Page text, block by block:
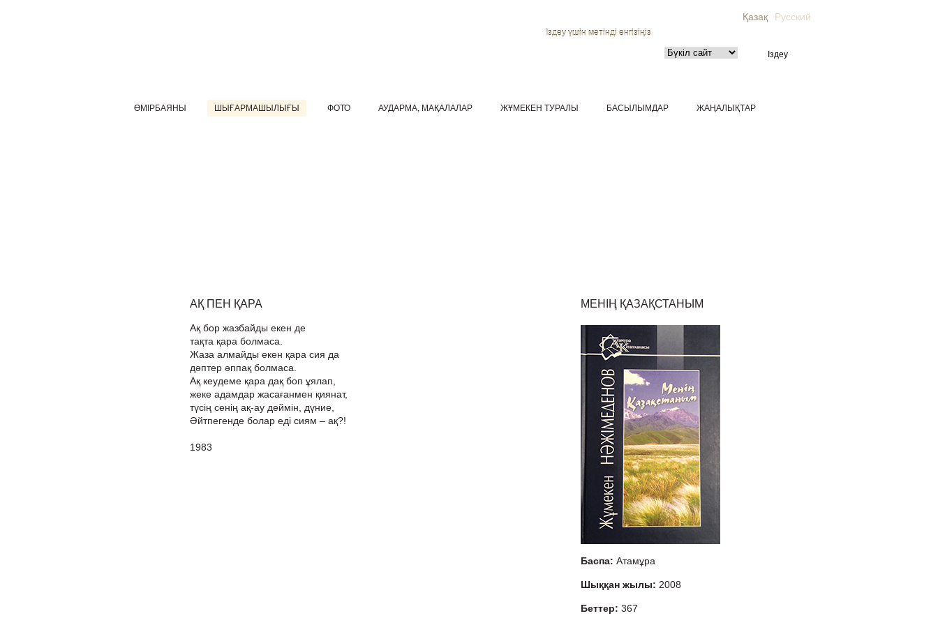
Қазақ Русский
Іздеу үшін мәтінді енгізіңіз
ӨМІРБАЯНЫ ШЫҒАРМАШЫЛЫҒЫ ФОТО АУДАРМА, МАҚАЛАЛАР ЖҰМЕКЕН ТУРАЛЫ БАСЫЛЫМДАР ЖАҢАЛЫҚТАР
АҚ ПЕН ҚАРА
Ақ бор жазбайды екен де
тақта қара болмаса.
Жаза алмайды екен қара сия да
дәптер әппақ болмаса.
Ақ кеудеме қара дақ боп ұялап,
жеке адамдар жасағанмен қиянат,
түсің сенің ақ-ау деймін, дүние,
Әйтпегенде болар еді сиям – ақ?!
1983
МЕНІҢ ҚАЗАҚСТАНЫМ
Баспа: Атамұра
Шыққан жылы: 2008
Беттер: 367